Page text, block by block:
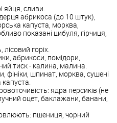
яйця, сливи.
абрикоса (до 10 штук),
капуста, морква,
показані цибуля, гірчиця,
горіх.
абрикоси, помідори,
тиск - калина, малина.
фініки, шпинат, морква, сушені
ядра персиків (не
оцет, баклажани, банани,
пшениця, чорний